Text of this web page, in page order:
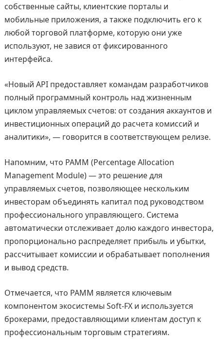
собственные сайты, клиентские порталы и
мобильные приложения, а также подключить его к
любой торговой платформе, которую они уже
используют, не завися от фиксированного
интерфейса.
«Новый API предоставляет командам разработчиков
полный программный контроль над жизненным
циклом управляемых счетов: от создания аккаунтов и
инвестиционных операций до расчета комиссий и
аналитики», — говорится в соответствующем релизе.
Напомним, что PAMM (Percentage Allocation
Management Module) — это решение для
управляемых счетов, позволяющее нескольким
инвесторам объединять капитал под руководством
профессионального управляющего. Система
автоматически отслеживает долю каждого инвестора,
пропорционально распределяет прибыль и убытки,
рассчитывает комиссии и обрабатывает пополнения
и вывод средств.
Отмечается, что PAMM является ключевым
компонентом экосистемы Soft-FX и используется
брокерами, предоставляющими клиентам доступ к
профессиональным торговым стратегиям.